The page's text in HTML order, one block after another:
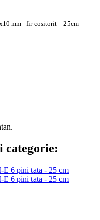
mm - fir cositorit - 25cm
categorie: